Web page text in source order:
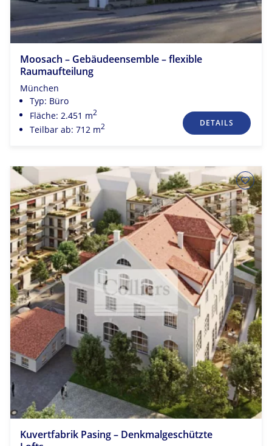
Moosach – Gebäudeensemble – flexible
Raumaufteilung
München
Typ: Büro
Fläche: 2.451 m2
Teilbar ab: 712 m2 DETAILS
Kuvertfabrik Pasing – Denkmalgeschützte